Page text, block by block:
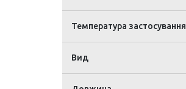
Температура застосування
Вид